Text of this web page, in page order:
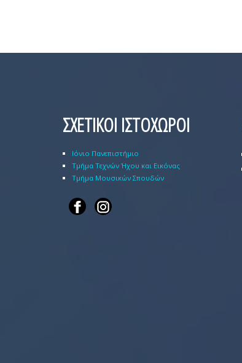
ΣΧΕΤΙΚΟΙ ΙΣΤΟΧΩΡΟΙ
Ιόνιο Πανεπιστήμιο
Τμήμα Τεχνών Ήχου και Εικόνας
Τμήμα Μουσικών Σπουδών